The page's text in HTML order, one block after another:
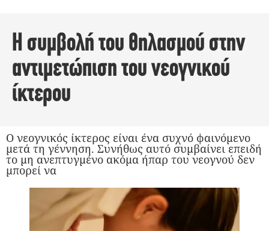
Η συμβολή του θηλασμού στην
αντιμετώπιση του νεογνικού
ίκτερου
Ο νεογνικός ίκτερος είναι ένα συχνό φαινόμενο
μετά τη γέννηση. Συνήθως αυτό συμβαίνει επειδή
το μη ανεπτυγμένο ακόμα ήπαρ του νεογνού δεν
μπορεί να